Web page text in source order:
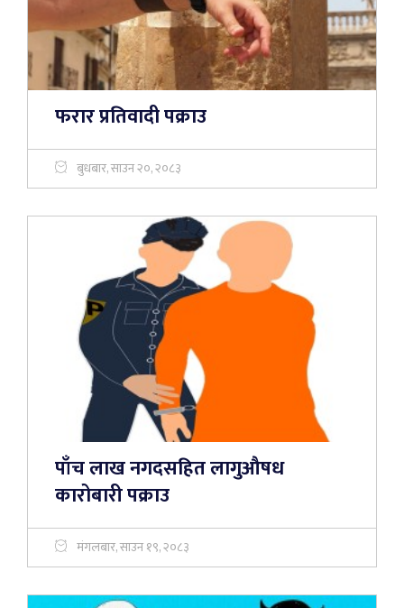
फरार प्रतिवादी पक्राउ
बुधबार, साउन २०, २०८३
पाँच लाख नगदसहित लागुऔषध
कारोबारी पक्राउ
मंगलबार, साउन १९, २०८३